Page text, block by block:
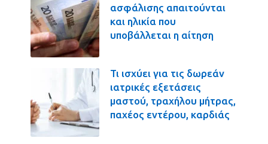
ασφάλισης απαιτούνται
και ηλικία που
υποβάλλεται η αίτηση
Τι ισχύει για τις δωρεάν
ιατρικές εξετάσεις
μαστού, τραχήλου μήτρας,
παχέος εντέρου, καρδιάς